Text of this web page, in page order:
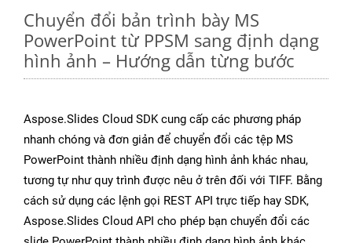
Chuyển đổi bản trình bày MS
PowerPoint từ PPSM sang định dạng
hình ảnh – Hướng dẫn từng bước
Aspose.Slides Cloud SDK cung cấp các phương pháp
nhanh chóng và đơn giản để chuyển đổi các tệp MS
PowerPoint thành nhiều định dạng hình ảnh khác nhau,
tương tự như quy trình được nêu ở trên đối với TIFF. Bằng
cách sử dụng các lệnh gọi REST API trực tiếp hay SDK,
Aspose.Slides Cloud API cho phép bạn chuyển đổi các